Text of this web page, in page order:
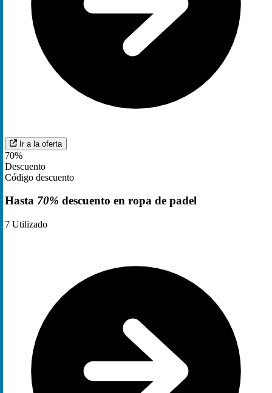
Ir a la oferta
70%
Descuento
Código descuento
Hasta 70% descuento en ropa de padel
7 Utilizado